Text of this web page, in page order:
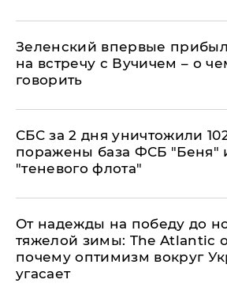
Зеленский впервые
на встречу с Вучичем – о
говорить
СБС за 2 дня уничтожили
поражены база ФСБ "Беня"
"теневого флота"
От надежды на победу до
тяжелой зимы: The Atlantic
почему оптимизм вокруг
угасает